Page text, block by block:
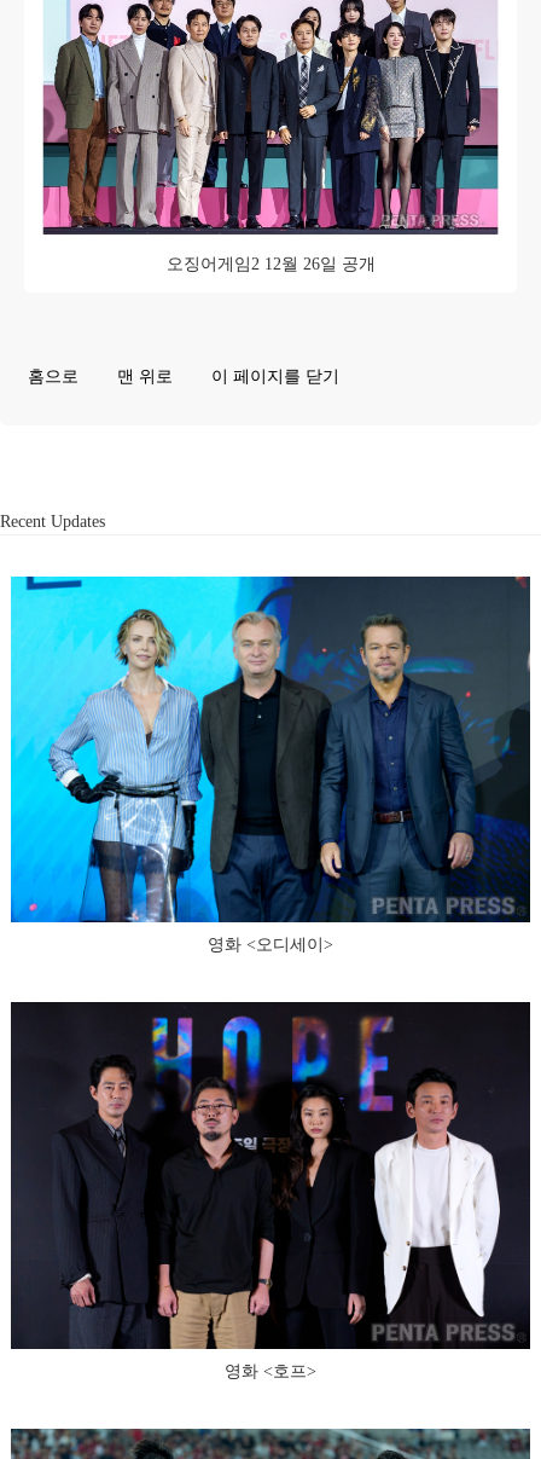
오징어게임2 12월 26일 공개
홈으로 맨 위로 이 페이지를 닫기
Recent Updates
영화 <오디세이>
영화 <호프>